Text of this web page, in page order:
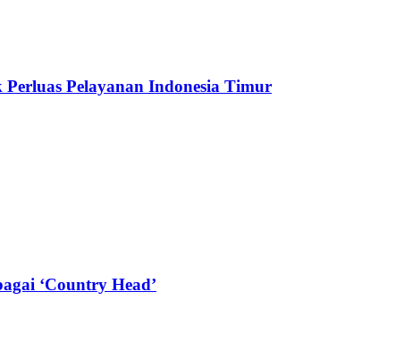
Pelayanan Indonesia Timur
‘Country Head’